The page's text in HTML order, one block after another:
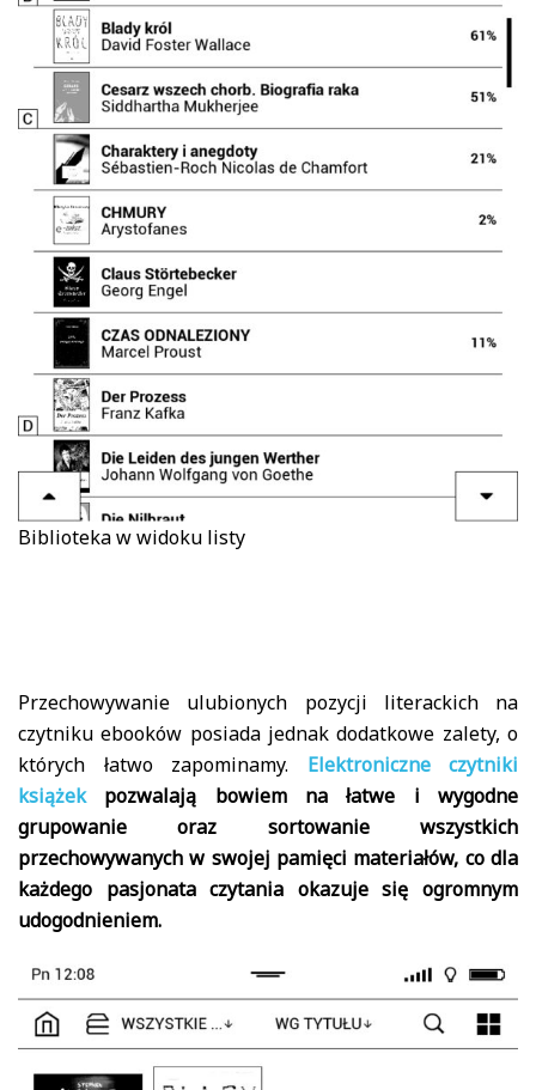
Biblioteka w widoku listy
Przechowywanie ulubionych pozycji literackich na
czytniku ebooków posiada jednak dodatkowe zalety, o
których łatwo zapominamy. Elektroniczne czytniki
książekpozwalają bowiem na łatwe i wygodne
grupowanie oraz sortowanie wszystkich
przechowywanych w swojej pamięci materiałów, co dla
każdego pasjonata czytania okazuje się ogromnym
udogodnieniem.